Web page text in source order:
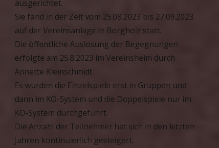
ausgerichtet.
Sie fand in der Zeit vom 25.08.2023 bis 27.09.2023
auf der Vereinsanlage in Borgholz statt.
Die öffentliche Auslosung der Begegnungen
erfolgte am 25.8.2023 im Vereinsheim durch
Annette Kleinschmidt.
Es wurden die Einzelspiele erst in Gruppen und
dann im KO-System und die Doppelspiele nur im
KO-System durchgeführt.
Die Anzahl der Teilnehmer hat sich in den letzten
Jahren kontinuierlich gesteigert.